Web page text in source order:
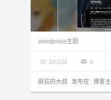
wordpress主题
 20,036  0
疯狂的大叔 发布在 博客